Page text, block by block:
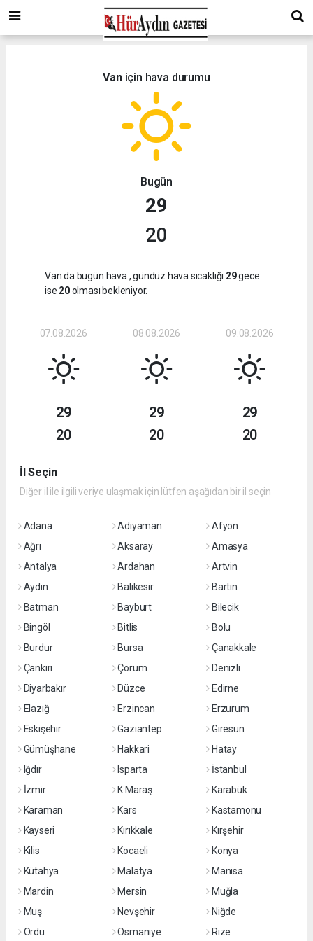
Vaniçin hava durumu
Bugün
29
20
Van da bugün hava , gündüz hava sıcaklığı 29gece
ise 20olması bekleniyor.
07.08.2026
29
20
08.08.2026
29
20
09.08.2026
29
20
İl Seçin
Diğer il ile ilgili veriye ulaşmak için lütfen aşağıdan bir il seçin
Adana Adıyaman
Afyon
Ağrı
Aksaray
Amasya
Antalya
Ardahan
Artvin
Aydın
Balıkesir
Bartın
Batman
Bayburt
Bilecik
Bingöl
Bitlis
Bolu
Burdur
Bursa
Çanakkale
Çankırı
Çorum
Denizli
Diyarbakır
Düzce
Edirne
Elazığ
Erzincan
Erzurum
Eskişehir
Gaziantep
Giresun
Gümüşhane
Hakkari
Hatay
Iğdır
Isparta
İstanbul
İzmir
K.Maraş
Karabük
Karaman
Kars
Kastamonu
Kayseri
Kırıkkale
Kırşehir
Kilis
Kocaeli
Konya
Kütahya
Malatya
Manisa
Mardin
Mersin
Muğla
Muş
Nevşehir
Niğde
Ordu
Osmaniye Rize